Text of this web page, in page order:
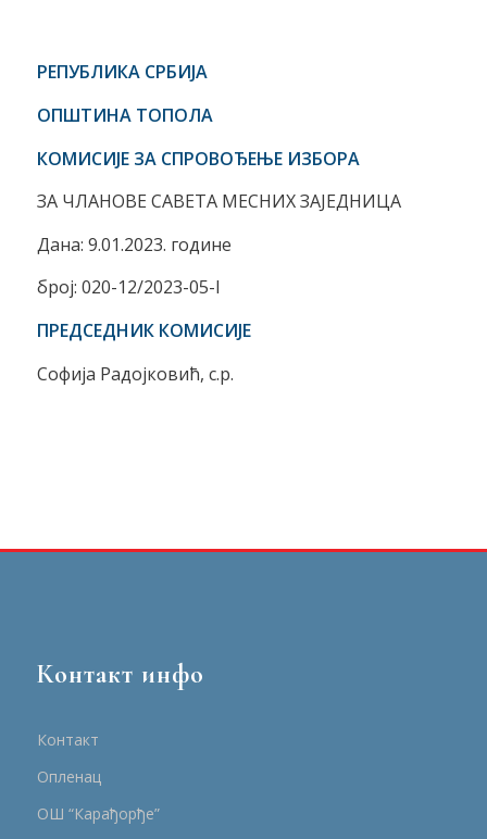
РЕПУБЛИКА СРБИЈА
ОПШТИНА ТОПОЛА
КОМИСИЈЕ ЗА СПРОВОЂЕЊЕ ИЗБОРА
ЗА ЧЛАНОВЕ САВЕТА МЕСНИХ ЗАЈЕДНИЦА
Дана: 9.01.2023. године
број: 020-12/2023-05-I
ПРЕДСЕДНИК КОМИСИЈЕ
Софија Радојковић, с.р.
Контакт инфо
Контакт
Опленац
ОШ “Карађорђе”